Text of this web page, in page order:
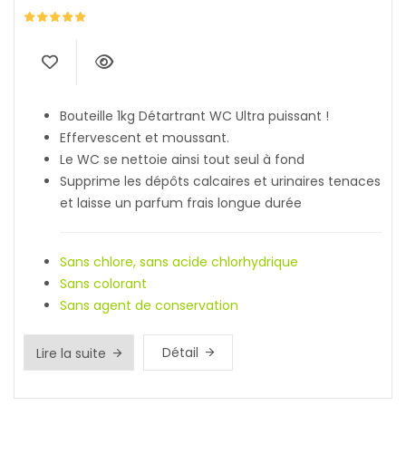
Bouteille 1kg Détartrant WC Ultra puissant !
Effervescent et moussant.
Le WC se nettoie ainsi tout seul à fond
Supprime les dépôts calcaires et urinaires tenaces
et laisse un parfum frais longue durée
Sans chlore, sans acide chlorhydrique
Sans colorant
Sans agent de conservation
Lire la suite Détail